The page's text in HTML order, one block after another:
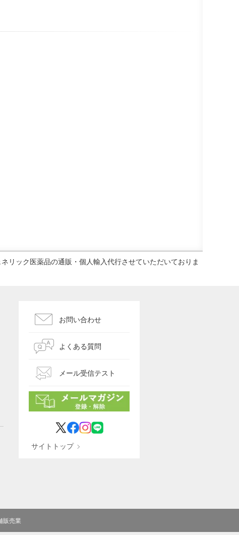
リック医薬品の通販・個人輸入代行させていただいておりま
お問い合わせ
よくある質問
メール受信テスト
サイトトップ
販売業